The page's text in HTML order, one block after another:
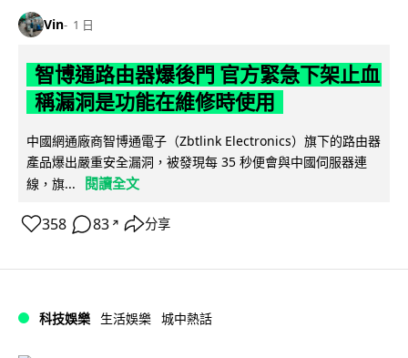
Vin 1 日
智博通路由器爆後門 官方緊急下架止血
稱漏洞是功能在維修時使用
中國網通廠商智博通電子（Zbtlink Electronics）旗下的路由器
產品爆出嚴重安全漏洞，被發現每 35 秒便會與中國伺服器連
線，旗...
閱讀全文
358 83 ↗ 分享
科技娛樂 生活娛樂 城中熱話